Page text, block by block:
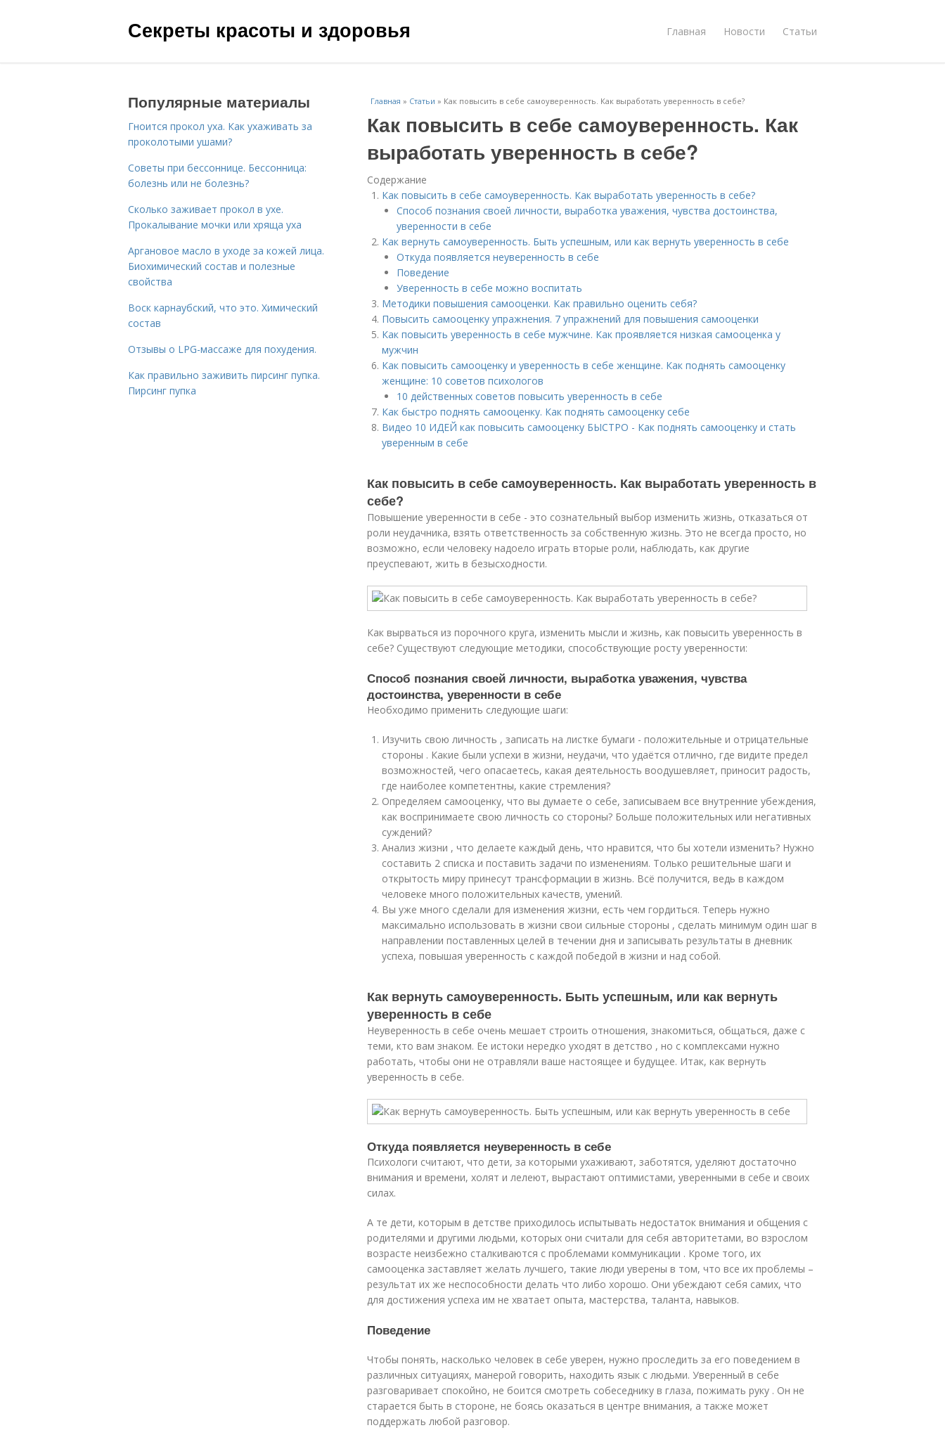
Секреты красоты и здоровья Главная Новости Статьи
Главная » Статьи » Как повысить в себе самоуверенность. Как выработать уверенность в себе?
Как повысить в себе самоуверенность. Как
выработать уверенность в себе?
Содержание
Как повысить в себе самоуверенность. Как выработать уверенность в себе?
Способ познания своей личности, выработка уважения, чувства достоинства,
уверенности в себе
Как вернуть самоуверенность. Быть успешным, или как вернуть уверенность в себе
Откуда появляется неуверенность в себе
Поведение
Уверенность в себе можно воспитать
Методики повышения самооценки. Как правильно оценить себя?
Повысить самооценку упражнения. 7 упражнений для повышения самооценки
Как повысить уверенность в себе мужчине. Как проявляется низкая самооценка у
мужчин
Как повысить самооценку и уверенность в себе женщине. Как поднять самооценку
женщине: 10 советов психологов
10 действенных советов повысить уверенность в себе
Как быстро поднять самооценку. Как поднять самооценку себе
Видео 10 ИДЕЙ как повысить самооценку БЫСТРО - Как поднять самооценку и стать
уверенным в себе
Как повысить в себе самоуверенность. Как выработать уверенность в
себе?
Повышение уверенности в себе - это сознательный выбор изменить жизнь, отказаться от
роли неудачника, взять ответственность за собственную жизнь. Это не всегда просто, но
возможно, если человеку надоело играть вторые роли, наблюдать, как другие
преуспевают, жить в безысходности.
Как вырваться из порочного круга, изменить мысли и жизнь, как повысить уверенность в
себе? Существуют следующие методики, способствующие росту уверенности:
Способ познания своей личности, выработка уважения, чувства
достоинства, уверенности в себе
Необходимо применить следующие шаги:
Изучить свою личность , записать на листке бумаги - положительные и отрицательные
стороны . Какие были успехи в жизни, неудачи, что удаётся отлично, где видите предел
возможностей, чего опасаетесь, какая деятельность воодушевляет, приносит радость,
где наиболее компетентны, какие стремления?
Определяем самооценку, что вы думаете о себе, записываем все внутренние убеждения,
как воспринимаете свою личность со стороны? Больше положительных или негативных
суждений?
Анализ жизни , что делаете каждый день, что нравится, что бы хотели изменить? Нужно
составить 2 списка и поставить задачи по изменениям. Только решительные шаги и
открытость миру принесут трансформации в жизнь. Всё получится, ведь в каждом
человеке много положительных качеств, умений.
Вы уже много сделали для изменения жизни, есть чем гордиться. Теперь нужно
максимально использовать в жизни свои сильные стороны , сделать минимум один шаг в
направлении поставленных целей в течении дня и записывать результаты в дневник
успеха, повышая уверенность с каждой победой в жизни и над собой.
Как вернуть самоуверенность. Быть успешным, или как вернуть
уверенность в себе
Неуверенность в себе очень мешает строить отношения, знакомиться, общаться, даже с
теми, кто вам знаком. Ее истоки нередко уходят в детство , но с комплексами нужно
работать, чтобы они не отравляли ваше настоящее и будущее. Итак, как вернуть
уверенность в себе.
Откуда появляется неуверенность в себе
Психологи считают, что дети, за которыми ухаживают, заботятся, уделяют достаточно
внимания и времени, холят и лелеют, вырастают оптимистами, уверенными в себе и своих
силах.
А те дети, которым в детстве приходилось испытывать недостаток внимания и общения с
родителями и другими людьми, которых они считали для себя авторитетами, во взрослом
возрасте неизбежно сталкиваются с проблемами коммуникации . Кроме того, их
самооценка заставляет желать лучшего, такие люди уверены в том, что все их проблемы –
результат их же неспособности делать что либо хорошо. Они убеждают себя самих, что
для достижения успеха им не хватает опыта, мастерства, таланта, навыков.
Поведение
Чтобы понять, насколько человек в себе уверен, нужно проследить за его поведением в
различных ситуациях, манерой говорить, находить язык с людьми. Уверенный в себе
разговаривает спокойно, не боится смотреть собеседнику в глаза, пожимать руку . Он не
старается быть в стороне, не боясь оказаться в центре внимания, а также может
поддержать любой разговор.
Популярные материалы
Гноится прокол уха. Как ухаживать за
проколотыми ушами?
Советы при бессоннице. Бессонница:
болезнь или не болезнь?
Сколько заживает прокол в ухе.
Прокалывание мочки или хряща уха
Аргановое масло в уходе за кожей лица.
Биохимический состав и полезные
свойства
Воск карнаубский, что это. Химический
состав
Отзывы о LPG-массаже для похудения.
Как правильно заживить пирсинг пупка.
Пирсинг пупка